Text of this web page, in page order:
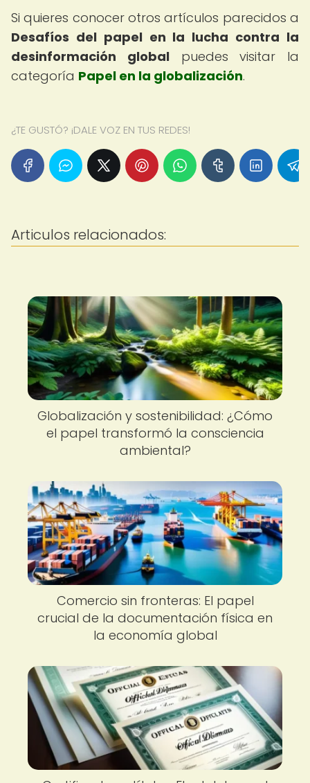
Si quieres conocer otros artículos parecidos a
Desafíos del papel en la lucha contra la
desinformación globalpuedes visitar la
categoría Papel en la globalización.
¿TE GUSTÓ? ¡DALE VOZ EN TUS REDES!
Articulos relacionados:
Globalización y sostenibilidad: ¿Cómo
el papel transformó la consciencia
ambiental?
Comercio sin fronteras: El papel
crucial de la documentación física en
la economía global